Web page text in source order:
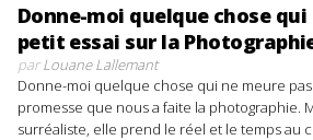
Donne-moi quelque chose qui
petit essai sur la
parLouane Lallemant
Donne-moi quelque chose qui ne meure
promesse que nous a faite la photographie.
surréaliste, elle prend le réel et le temps au